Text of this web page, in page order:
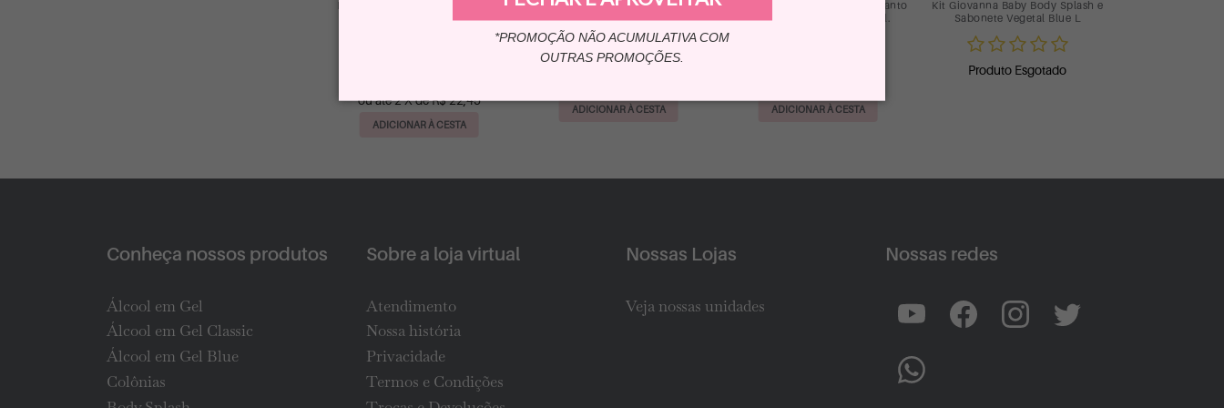
*PROMOÇÃO NÃO ACUMULATIVA COM
OUTRAS PROMOÇÕES.
Kit Giovanna Baby Blue Colônia
Hidratante e Sabonete Vegetal
ou até 2 X de R$ 22,45
ADICIONAR À CESTA
Kit Giovanna Baby Hidratante My
150ml + Col 20ml Blue
ADICIONAR À CESTA
Blue com Sabonete Vegetal.
ADICIONAR À CESTA
Kit Giovanna Baby Body Splash e
Sabonete Vegetal Blue L
Produto Esgotado
Conheça nossos produtos
Álcool em Gel
Álcool em Gel Classic
Álcool em Gel Blue
Colônias
Sobre a loja virtual
Atendimento
Nossa história
Privacidade
Termos e Condições
Nossas Lojas
Veja nossas unidades
Nossas redes